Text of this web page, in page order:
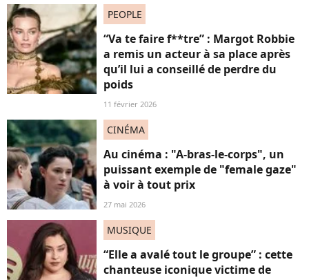
PEOPLE
“Va te faire f**tre” : Margot Robbie
a remis un acteur à sa place après
qu’il lui a conseillé de perdre du
poids
11 février 2026
CINÉMA
Au cinéma : "A-bras-le-corps", un
puissant exemple de "female gaze"
à voir à tout prix
27 mai 2026
MUSIQUE
“Elle a avalé tout le groupe” : cette
chanteuse iconique victime de